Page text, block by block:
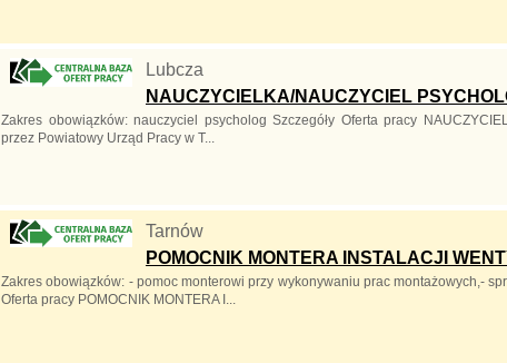
Lubcza
NAUCZYCIELKA/NAUCZYCIEL
Zakres obowiązków: nauczyciel psycholog Szczegóły Oferta pracy
przez Powiatowy Urząd Pracy w T...
Tarnów
POMOCNIK MONTERA INSTALACJI
Zakres obowiązków: - pomoc monterowi przy wykonywaniu prac montażowych,-
Oferta pracy POMOCNIK MONTERA I...